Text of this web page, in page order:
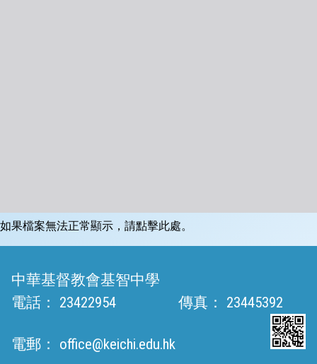
如果檔案無法正常顯示，請點擊此處。
中華基督教會基智中學
電話：
23422954 傳真： 23445392
電郵： office@keichi.edu.hk